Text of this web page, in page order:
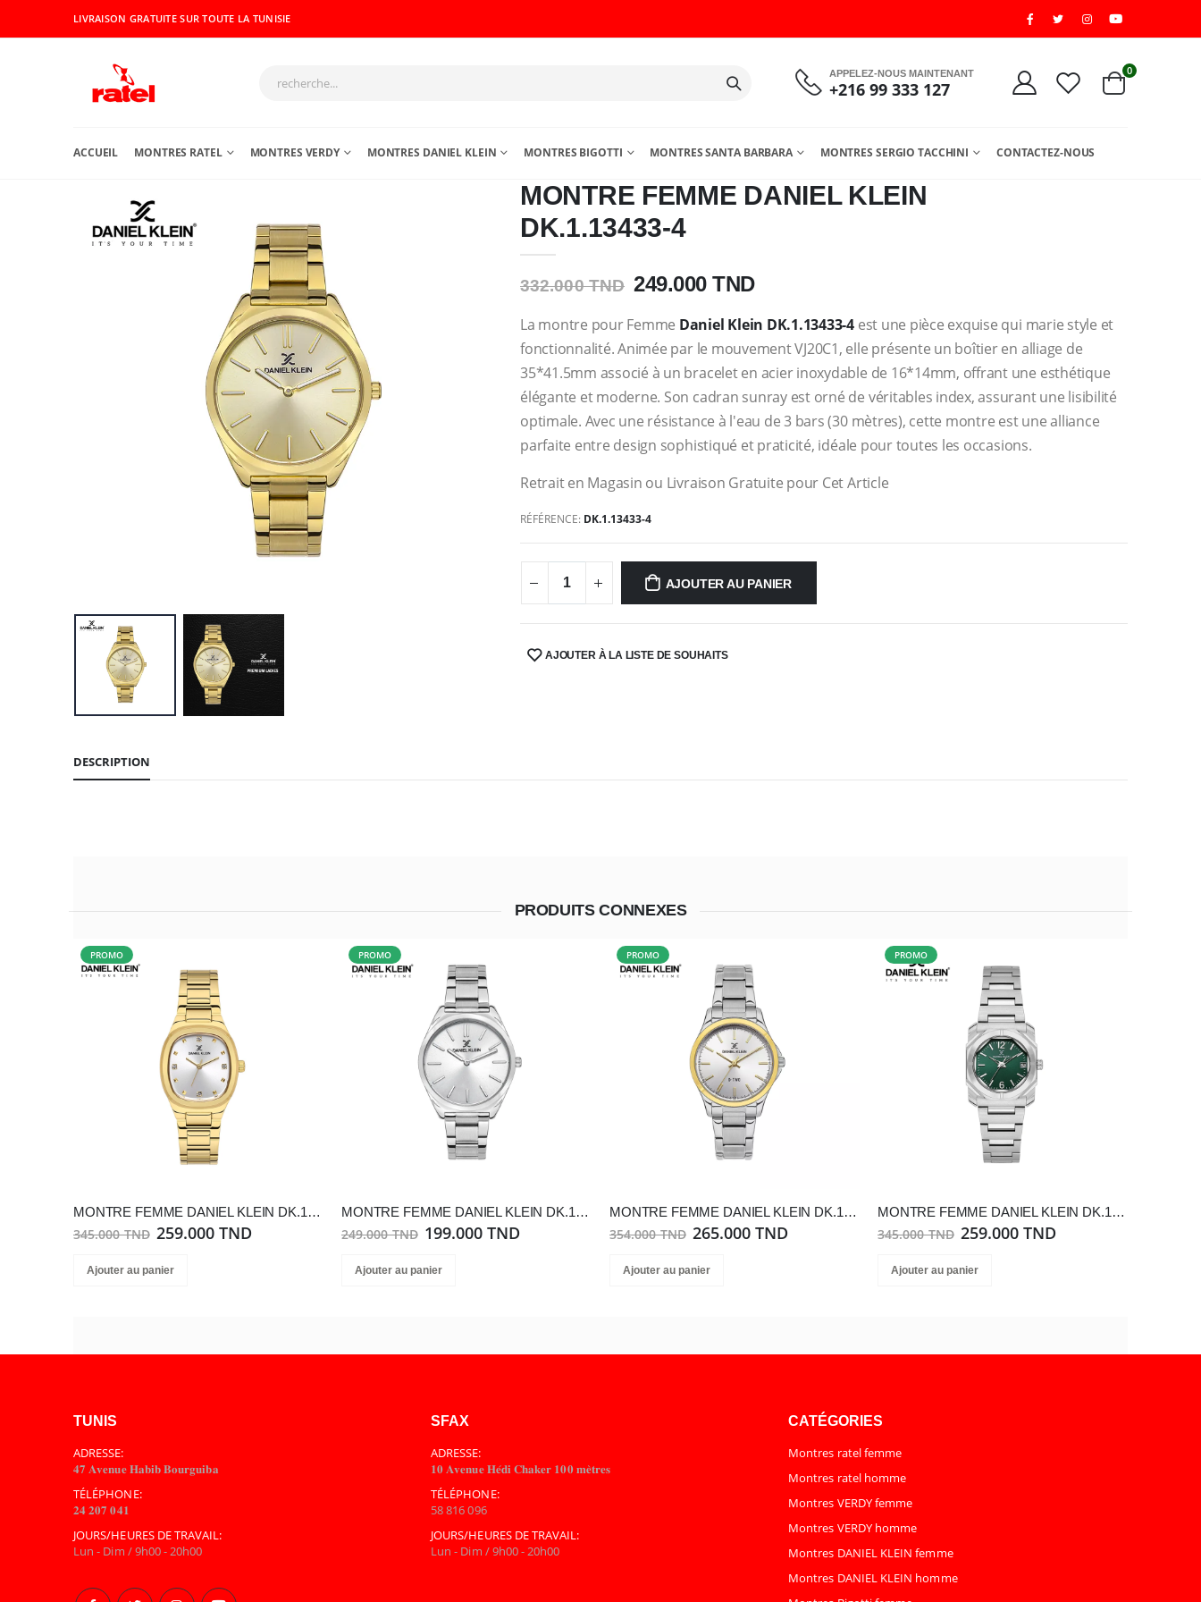
LIVRAISON GRATUITE SUR TOUTE LA TUNISIE
APPELEZ-NOUS MAINTENANT
+216 99 333 127
0
ACCUEIL MONTRES RATEL MONTRES VERDY MONTRES DANIEL KLEIN MONTRES BIGOTTI MONTRES SANTA BARBARA MONTRES SERGIO TACCHINI CONTACTEZ-NOUS
MONTRE FEMME DANIEL KLEIN
DK.1.13433-4
332.000 TND 249.000 TND
La montre pour Femme Daniel Klein DK.1.13433-4est une pièce exquise qui marie style et
fonctionnalité. Animée par le mouvement VJ20C1, elle présente un boîtier en alliage de
35*41.5mm associé à un bracelet en acier inoxydable de 16*14mm, offrant une esthétique
élégante et moderne. Son cadran sunray est orné de véritables index, assurant une lisibilité
optimale. Avec une résistance à l'eau de 3 bars (30 mètres), cette montre est une alliance
parfaite entre design sophistiqué et praticité, idéale pour toutes les occasions.
Retrait en Magasin ou Livraison Gratuite pour Cet Article
RÉFÉRENCE: DK.1.13433-4
AJOUTER AU PANIER
SHARE:AJOUTER À LA LISTE DE SOUHAITS
DESCRIPTION
PRODUITS CONNEXES
PROMO
MONTRE FEMME DANIEL KLEIN DK.1.13955-3
345.000 TND 259.000 TND
Ajouter au panier
PROMO
MONTRE FEMME DANIEL KLEIN DK.1.13433-1
249.000 TND 199.000 TND
Ajouter au panier
PROMO
MONTRE FEMME DANIEL KLEIN DK.1.13561-4
354.000 TND 265.000 TND
Ajouter au panier
PROMO
MONTRE FEMME DANIEL KLEIN DK.1.14128-3
345.000 TND 259.000 TND
Ajouter au panier
TUNIS
ADRESSE:
𝟒𝟕 𝐀𝐯𝐞𝐧𝐮𝐞 𝐇𝐚𝐛𝐢𝐛 𝐁𝐨𝐮𝐫𝐠𝐮𝐢𝐛𝐚
TÉLÉPHONE:
𝟐𝟒 𝟐𝟎𝟕 𝟎𝟒𝟏
JOURS/HEURES DE TRAVAIL:
Lun - Dim / 9h00 - 20h00
SFAX
ADRESSE:
𝟏𝟎 𝐀𝐯𝐞𝐧𝐮𝐞 𝐇𝐞́𝐝𝐢 𝐂𝐡𝐚𝐤𝐞𝐫 𝟏𝟎𝟎 𝐦𝐞̀𝐭𝐫𝐞𝐬
TÉLÉPHONE:
58 816 096
JOURS/HEURES DE TRAVAIL:
Lun - Dim / 9h00 - 20h00
CATÉGORIES
Montres ratel femme
Montres ratel homme
Montres VERDY femme
Montres VERDY homme
Montres DANIEL KLEIN femme
Montres DANIEL KLEIN homme